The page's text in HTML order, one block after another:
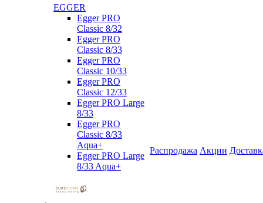
EGGER
Egger PRO
Classic 8/32
Egger PRO
Classic 8/33
Egger PRO
Classic 10/33
Egger PRO
Classic 12/33
Egger PRO Large
8/33
Egger PRO
Classic 8/33
Aqua+
Egger PRO Large
8/33 Aqua+
Распродажа Акции